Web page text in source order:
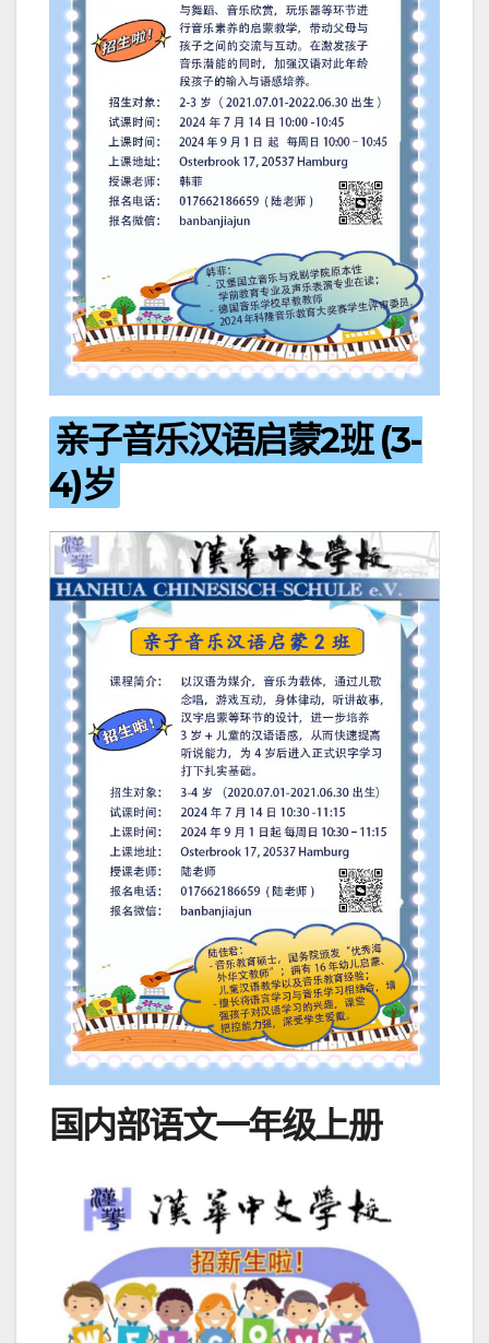
亲子音乐汉语启蒙2班 (3-
4)岁
国内部语文一年级上册